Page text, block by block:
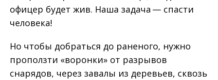
офицер будет жив. Наша задача — спасти
человека!
Но чтобы добраться до раненого, нужно
проползти «воронки» от разрывов
снарядов, через завалы из деревьев, сквозь